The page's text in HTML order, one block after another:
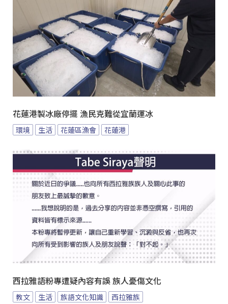
花蓮港製冰廠停擺 漁民克難從宜蘭運冰
環境 生活 花蓮區漁會 花蓮港
西拉雅語粉專遭疑內容有誤 族人憂傷文化
教文 生活 族語文化知識 西拉雅族